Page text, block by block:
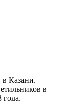
в Казани.
в
года,